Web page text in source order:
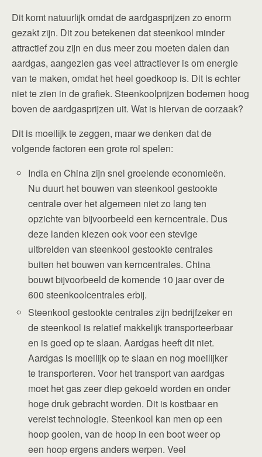
Dit komt natuurlijk omdat de aardgasprijzen zo enorm
gezakt zijn. Dit zou betekenen dat steenkool minder
attractief zou zijn en dus meer zou moeten dalen dan
aardgas, aangezien gas veel attractiever is om energie
van te maken, omdat het heel goedkoop is. Dit is echter
niet te zien in de grafiek. Steenkoolprijzen bodemen hoog
boven de aardgasprijzen uit. Wat is hiervan de oorzaak?
Dit is moeilijk te zeggen, maar we denken dat de
volgende factoren een grote rol spelen:
India en China zijn snel groeiende economieën.
Nu duurt het bouwen van steenkool gestookte
centrale over het algemeen niet zo lang ten
opzichte van bijvoorbeeld een kerncentrale. Dus
deze landen kiezen ook voor een stevige
uitbreiden van steenkool gestookte centrales
buiten het bouwen van kerncentrales. China
bouwt bijvoorbeeld de komende 10 jaar over de
600 steenkoolcentrales erbij.
Steenkool gestookte centrales zijn bedrijfzeker en
de steenkool is relatief makkelijk transporteerbaar
en is goed op te slaan. Aardgas heeft dit niet.
Aardgas is moeilijk op te slaan en nog moeilijker
te transporteren. Voor het transport van aardgas
moet het gas zeer diep gekoeld worden en onder
hoge druk gebracht worden. Dit is kostbaar en
vereist technologie. Steenkool kan men op een
hoop gooien, van de hoop in een boot weer op
een hoop ergens anders werpen. Veel